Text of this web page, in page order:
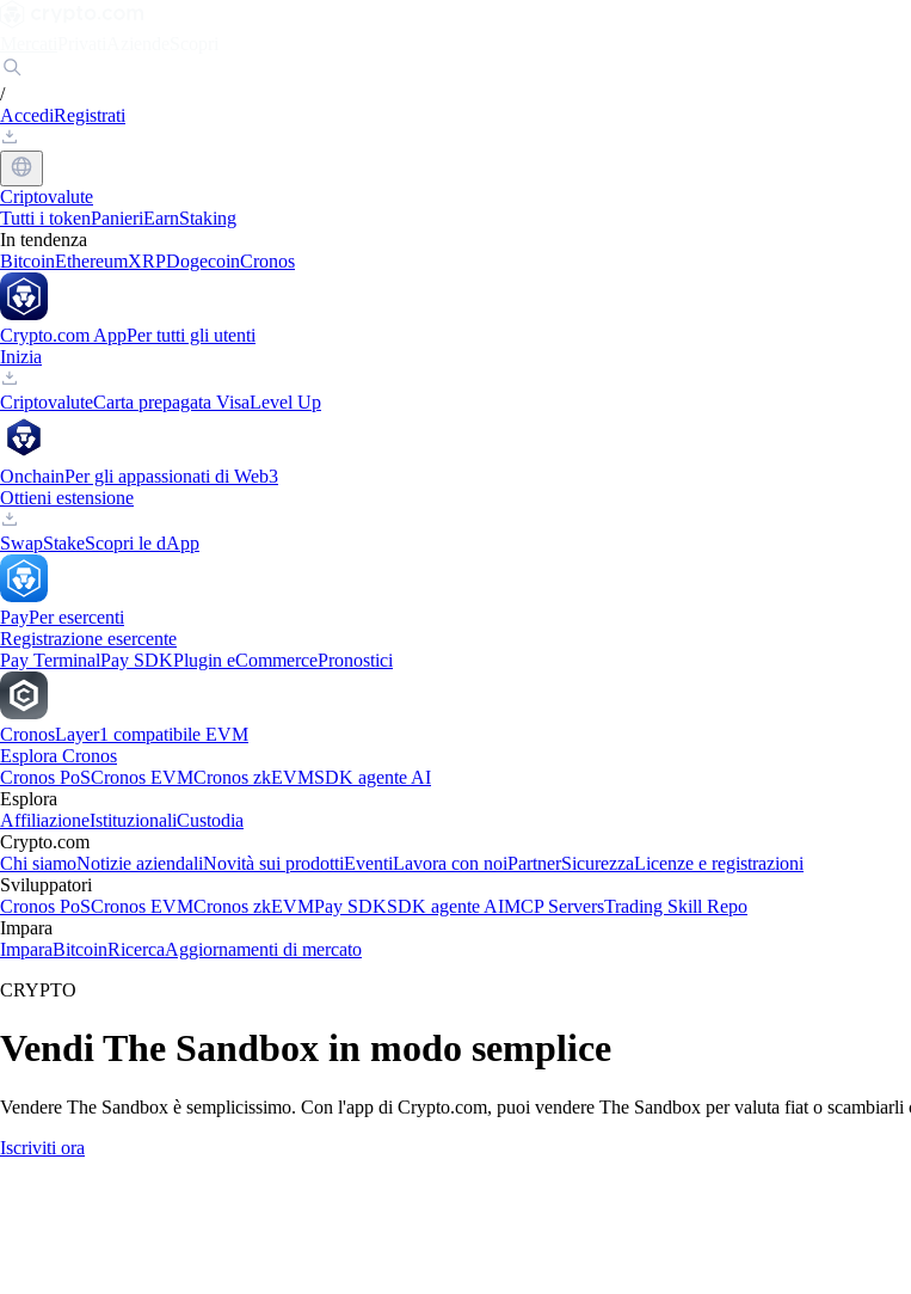
/
AccediRegistrati
Criptovalute
Tutti i tokenPanieriEarnStaking
In tendenza
BitcoinEthereumXRPDogecoinCronos
Crypto.com AppPer tutti gli utenti
Inizia
CriptovaluteCarta prepagata VisaLevel Up
OnchainPer gli appassionati di Web3
Ottieni estensione
SwapStakeScopri le dApp
PayPer esercenti
Registrazione esercente
Pay TerminalPay SDKPlugin eCommercePronostici
CronosLayer1 compatibile EVM
Esplora Cronos
Cronos PoSCronos EVMCronos zkEVMSDK agente AI
Esplora
AffiliazioneIstituzionaliCustodia
Crypto.com
Chi siamoNotizie aziendaliNovità sui prodottiEventiLavora con noiPartnerSicurezzaLicenze e registrazioni
Sviluppatori
Cronos PoSCronos EVMCronos zkEVMPay SDKSDK agente AIMCP ServersTrading Skill Repo
Impara
ImparaBitcoinRicercaAggiornamenti di mercato
CRYPTO
Vendi The Sandbox in modo semplice
Vendere The Sandbox è semplicissimo. Con l'app di Crypto.com, puoi vendere The Sandbox per valuta fiat o
Iscriviti ora